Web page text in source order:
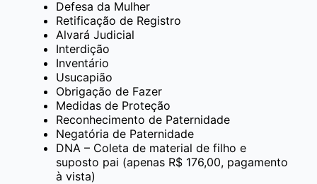
Defesa da Mulher
Retificação de Registro
Alvará Judicial
Interdição
Inventário
Usucapião
Obrigação de Fazer
Medidas de Proteção
Reconhecimento de Paternidade
Negatória de Paternidade
DNA – Coleta de material de filho e
suposto pai (apenas R$ 176,00, pagamento
à vista)